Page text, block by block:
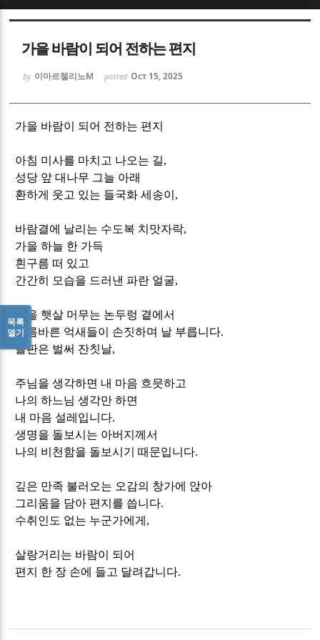
가을 바람이 되어 전하는 편지
by 이마르첼리노M posted Oct 15, 2025
가을 바람이 되어 전하는 편지
아침 미사를 마치고 나오는 길,
성당 앞 대나무 그늘 아래
환하게 웃고 있는 들국화 세송이 ,
바람결에 날리는 수도복 치맛자락,
가을 하늘 한 가득
흰구름 떠 있고
간간히 모습을 드러낸 파란 얼굴,
가을 햇살 머무는 논두렁 곁에서
기름바른 억새들이 손짓하며 날 부릅니다.
들판은 벌써 잔칫날,
주님을 생각하면 내 마음 흐믓하고
나의 하느님 생각만 하면
내 마음 설레입니다.
생명을 돌보시는 아버지께서
나의 비천함을 돌보시기 때문입니다.
깊은 만족 불러오는 오감의 창가에 앉아
그리움을 담아 편지를 씁니다.
수취인도 없는 누군가에게 ,
살랑거리는 바람이 되어
편지 한 장 손에 들고 달려갑니다.
목록
열기
Sketchbook5, 스케치북5
Sketchbook5, 스케치북5
Sketchbook5, 스케치북5
Sketchbook5, 스케치북5